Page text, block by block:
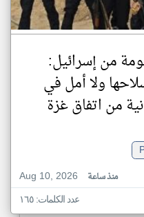
من إسرائيل:
ولا أمل في
من اتفاق غزة
Aug 10, 2026
منذ ساعة
عدد الكلمات: ١٦٥